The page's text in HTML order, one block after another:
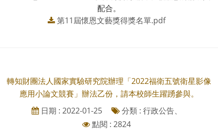
配合。
第11屆懷恩文藝獎得獎名單.pdf
轉知財團法人國家實驗研究院辦理「2022福衛五號衛星影像
應用小論文競賽」辦法乙份，請本校師生躍踴參與。
日期 : 2022-01-25
分類 : 行政公告、
點閱 : 2824